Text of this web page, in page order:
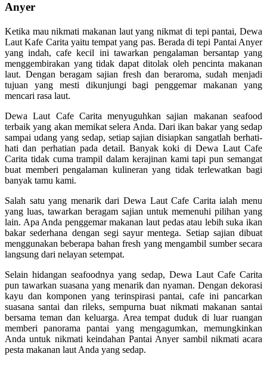
Anyer
Ketika mau nikmati makanan laut yang nikmat di tepi pantai, Dewa
Laut Kafe Carita yaitu tempat yang pas. Berada di tepi Pantai Anyer
yang indah, cafe kecil ini tawarkan pengalaman bersantap yang
menggembirakan yang tidak dapat ditolak oleh pencinta makanan
laut. Dengan beragam sajian fresh dan beraroma, sudah menjadi
tujuan yang mesti dikunjungi bagi penggemar makanan yang
mencari rasa laut.
Dewa Laut Cafe Carita menyuguhkan sajian makanan seafood
terbaik yang akan memikat selera Anda. Dari ikan bakar yang sedap
sampai udang yang sedap, setiap sajian disiapkan sangatlah berhati-
hati dan perhatian pada detail. Banyak koki di Dewa Laut Cafe
Carita tidak cuma trampil dalam kerajinan kami tapi pun semangat
buat memberi pengalaman kulineran yang tidak terlewatkan bagi
banyak tamu kami.
Salah satu yang menarik dari Dewa Laut Cafe Carita ialah menu
yang luas, tawarkan beragam sajian untuk memenuhi pilihan yang
lain. Apa Anda penggemar makanan laut pedas atau lebih suka ikan
bakar sederhana dengan segi sayur mentega. Setiap sajian dibuat
menggunakan beberapa bahan fresh yang mengambil sumber secara
langsung dari nelayan setempat.
Selain hidangan seafoodnya yang sedap, Dewa Laut Cafe Carita
pun tawarkan suasana yang menarik dan nyaman. Dengan dekorasi
kayu dan komponen yang terinspirasi pantai, cafe ini pancarkan
suasana santai dan rileks, sempurna buat nikmati makanan santai
bersama teman dan keluarga. Area tempat duduk di luar ruangan
memberi panorama pantai yang mengagumkan, memungkinkan
Anda untuk nikmati keindahan Pantai Anyer sambil nikmati acara
pesta makanan laut Anda yang sedap.